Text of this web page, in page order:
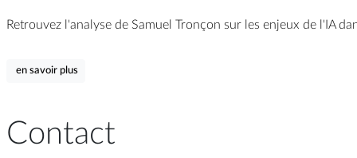
Retrouvez l'analyse de Samuel Tronçon sur les enjeux de l'IA
en savoir plus
Contact